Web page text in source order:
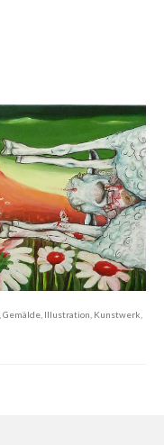
Gemälde Illustration Kunstwerk